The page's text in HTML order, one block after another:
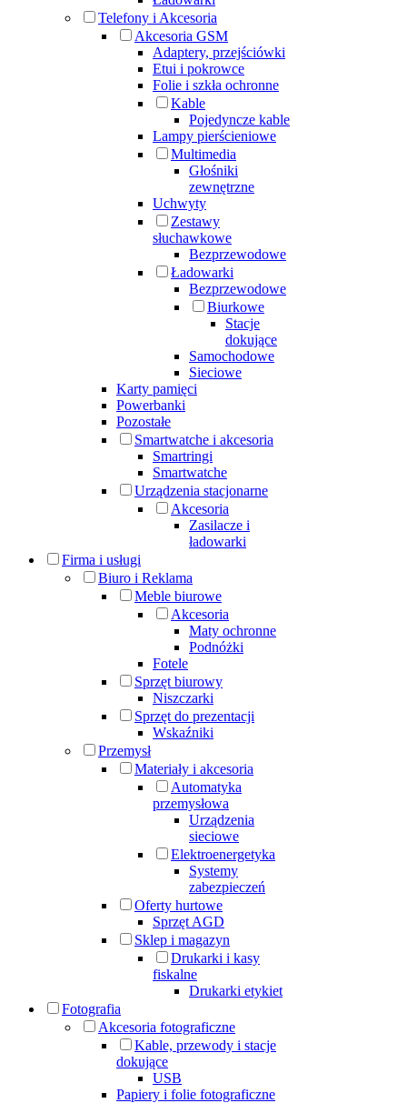
Telefony i Akcesoria
Akcesoria GSM
Adaptery, przejściówki
Etui i pokrowce
Folie i szkła ochronne
Kable
Pojedyncze kable
Lampy pierścieniowe
Multimedia
Głośniki
zewnętrzne
Uchwyty
Zestawy
słuchawkowe
Bezprzewodowe
Ładowarki
Bezprzewodowe
Biurkowe
Stacje
dokujące
Samochodowe
Sieciowe
Karty pamięci
Powerbanki
Pozostałe
Smartwatche i akcesoria
Smartringi
Smartwatche
Urządzenia stacjonarne
Akcesoria
Zasilacze i
ładowarki
Firma i usługi
Biuro i Reklama
Meble biurowe
Akcesoria
Maty ochronne
Podnóżki
Fotele
Sprzęt biurowy
Niszczarki
Sprzęt do prezentacji
Wskaźniki
Przemysł
Materiały i akcesoria
Automatyka
przemysłowa
Urządzenia
sieciowe
Elektroenergetyka
Systemy
zabezpieczeń
Oferty hurtowe
Sprzęt AGD
Sklep i magazyn
Drukarki i kasy
fiskalne
Drukarki etykiet
Fotografia
Akcesoria fotograficzne
Kable, przewody i stacje
dokujące
USB
Papiery i folie fotograficzne